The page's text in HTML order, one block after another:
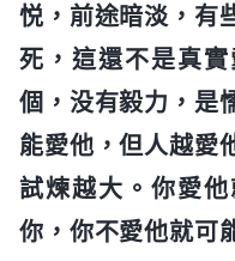
悦，前途暗淡，有
死，這還不是真
個，没有毅力，是
能愛他，但人越愛
試煉越大。你愛
你，你不愛他就可